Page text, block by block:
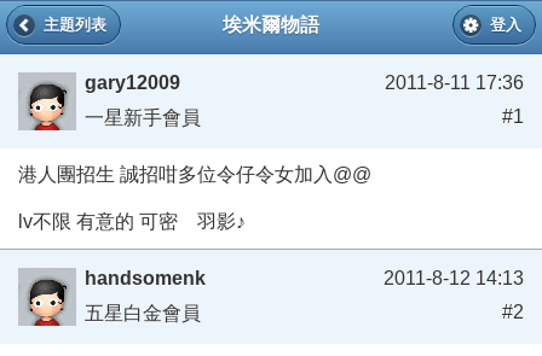
埃米爾物語
主題列表 登入
gary12009
一星新手會員
2011-8-11 17:36
#1
港人團招生 誠招咁多位令仔令女加入@@
lv不限 有意的 可密 羽影♪
handsomenk
五星白金會員
2011-8-12 14:13
#2